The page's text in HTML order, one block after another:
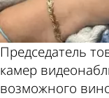
Председатель
камер
возможного